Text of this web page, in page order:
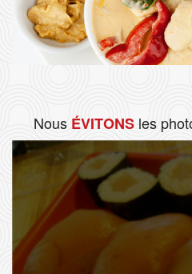
Nous ÉVITONSles